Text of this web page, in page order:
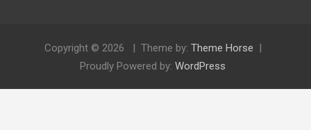
Copyright © 2026 Theme by: Theme Horse
Proudly Powered by: WordPress